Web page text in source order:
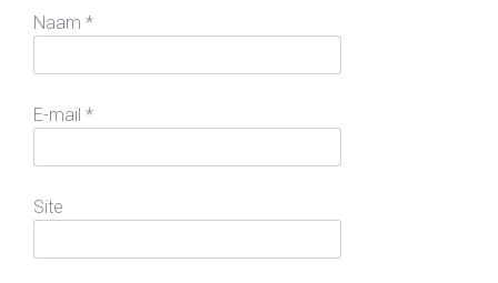
Naam *
E-mail *
Site